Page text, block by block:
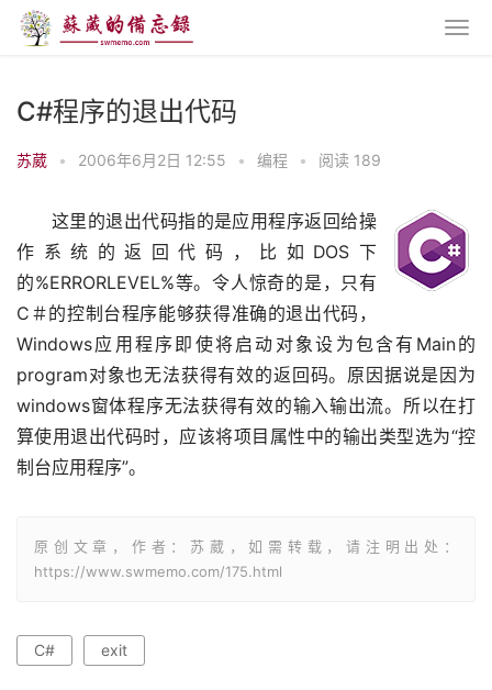
C#程序的退出代码
苏葳 • 2006年6月2日 12:55 • 编程 • 阅读 189
这里的退出代码指的是应用程序返回给操
作系统的返回代码，比如DOS下
的%ERRORLEVEL%等。令人惊奇的是，只有
C＃的控制台程序能够获得准确的退出代码，
Windows应用程序即使将启动对象设为包含有Main的
program对象也无法获得有效的返回码。原因据说是因为
windows窗体程序无法获得有效的输入输出流。所以在打
算使用退出代码时，应该将项目属性中的输出类型选为“控
制台应用程序”。
原创文章，作者：苏葳，如需转载，请注明出处：
https://www.swmemo.com/175.html
C# exit